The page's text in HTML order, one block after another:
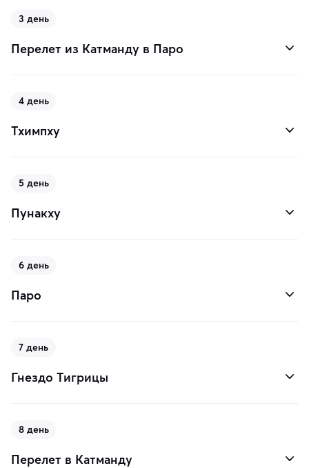
3 день
Перелет из Катманду в Паро
4 день
Тхимпху
5 день
Пунакху
6 день
Паро
7 день
Гнездо Тигрицы
8 день
Перелет в Катманду